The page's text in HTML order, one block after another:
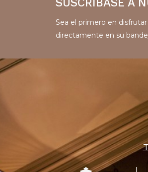
Sea el primero en
directamente en su